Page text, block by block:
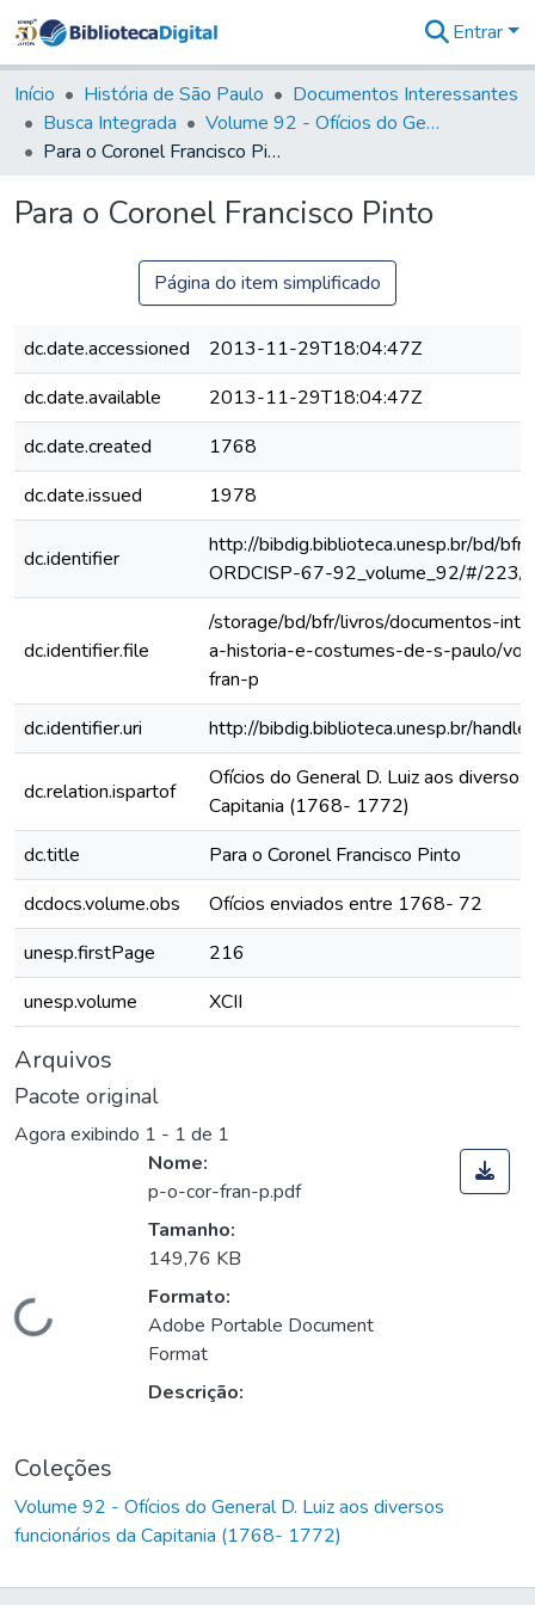
&
Coleções
Tudo na
Biblioteca
Estatísticas
Entrar
Início História de São Paulo
Documentos Interessantes
Busca Integrada
Volume 92 - Ofícios do General D. Luiz aos diversos funcionários da Capitania (1768- 1772)
Para o Coronel Francisco Pinto
Para o Coronel Francisco Pinto
Página do item simplificado
dc.date.accessioned
2013-11-29T18:04:47Z
dc.date.available
2013-11-29T18:04:47Z
dc.date.created
1768
dc.date.issued
1978
dc.identifier
http://bibdig.biblioteca.unesp.br/bd/
ORDCISP-67-92_volume_92/#/223/
dc.identifier.file
/storage/bd/bfr/livros/documentos-
a-historia-e-costumes-de-s-paulo/
fran-p
dc.identifier.uri
http://bibdig.biblioteca.unesp.br/
dc.relation.ispartof
Ofícios do General D. Luiz aos diversos
Capitania (1768- 1772)
dc.title
Para o Coronel Francisco Pinto
dcdocs.volume.obs
Ofícios enviados entre 1768- 72
unesp.firstPage
216
unesp.volume
XCII
Arquivos
Pacote original
Agora exibindo 1 - 1 de 1
Carregando...
Nome:
p-o-cor-fran-p.pdf
Tamanho:
149,76 KB
Formato:
Adobe Portable Document
Format
Descrição:
Coleções
Volume 92 - Ofícios do General D. Luiz aos diversos
funcionários da Capitania (1768- 1772)